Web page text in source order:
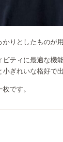
りとしたものが用
ビティに最適な機
小ぎれいな格好で
です。